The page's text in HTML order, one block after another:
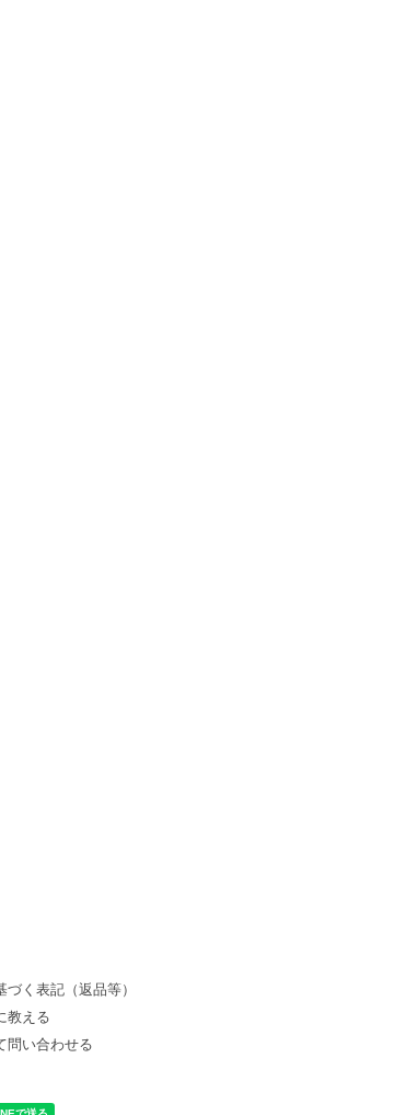
く表記（返品等）
教える
問い合わせる